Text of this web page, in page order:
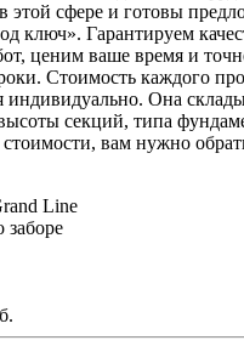
этой сфере и готовы
ключ». Гарантируем
ценим ваше время и
Стоимость каждого
индивидуально. Она
секций, типа
стоимости, вам нужно
Line
заборе